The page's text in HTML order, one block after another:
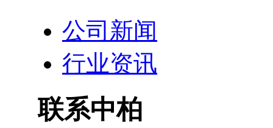
公司新闻
行业资讯
联系中柏